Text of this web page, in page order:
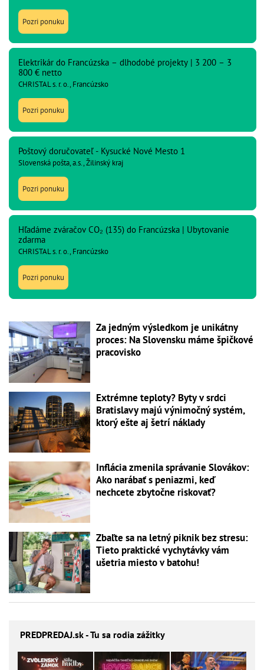
Pozri ponuku
Elektrikár do Francúzska – dlhodobé projekty | 3 200 – 3
800 € netto
CHRISTAL s. r. o., Francúzsko
Pozri ponuku
Poštový doručovateľ - Kysucké Nové Mesto 1
Slovenská pošta, a.s., Žilinský kraj
Pozri ponuku
Hľadáme zváračov CO₂ (135) do Francúzska | Ubytovanie
zdarma
CHRISTAL s. r. o., Francúzsko
Pozri ponuku
Za jedným výsledkom je unikátny
proces: Na Slovensku máme špičkové
pracovisko
Extrémne teploty? Byty v srdci
Bratislavy majú výnimočný systém,
ktorý ešte aj šetrí náklady
Inflácia zmenila správanie Slovákov:
Ako narábať s peniazmi, keď
nechcete zbytočne riskovať?
Zbaľte sa na letný piknik bez stresu:
Tieto praktické vychytávky vám
ušetria miesto v batohu!
PREDPREDAJ.sk - Tu sa rodia zážitky